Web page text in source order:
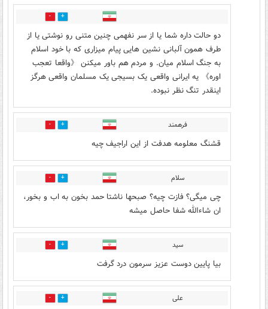
0
دو حالت داره شما یا از سر نفهمی چنین متنی رو نوشتی یا از
طرف همون آلبانی نشین هایی پیام میزاری که با خود اسلام
به جنگ اسلام میان. و مردم هم باور میکنن 《واقعا تعجب
اوره》 یه ایرانی واقعی یک بسیجی یک مسلمان واقعی هرگز
اینقدر تنگ نظر نبوده.
فرهمند 0
قشنگ معلومه هدفت از این اراجیف چیه
سلام 0
چی میگی؟ فازت چیه؟ صبحها ناشتا حمد بخون به اب و بخور،
ان شاءالله شفا حاصل میشه
سید 0
بیا پایین دوست عزیز سرمون درد گرفت
علی 0